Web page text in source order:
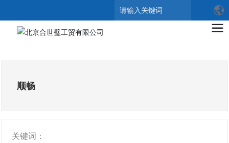
搜索
顺畅
关键词：